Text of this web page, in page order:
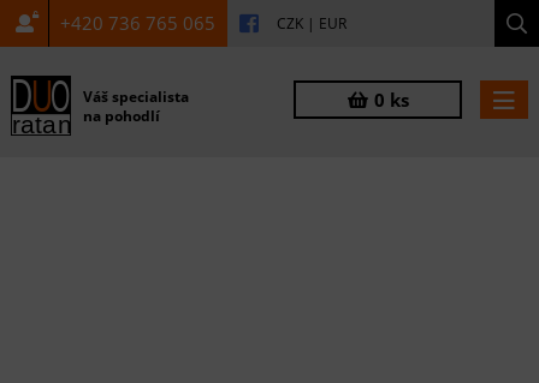
+420 736 765 065 CZK | EUR
Váš specialista
na pohodlí
0 ks